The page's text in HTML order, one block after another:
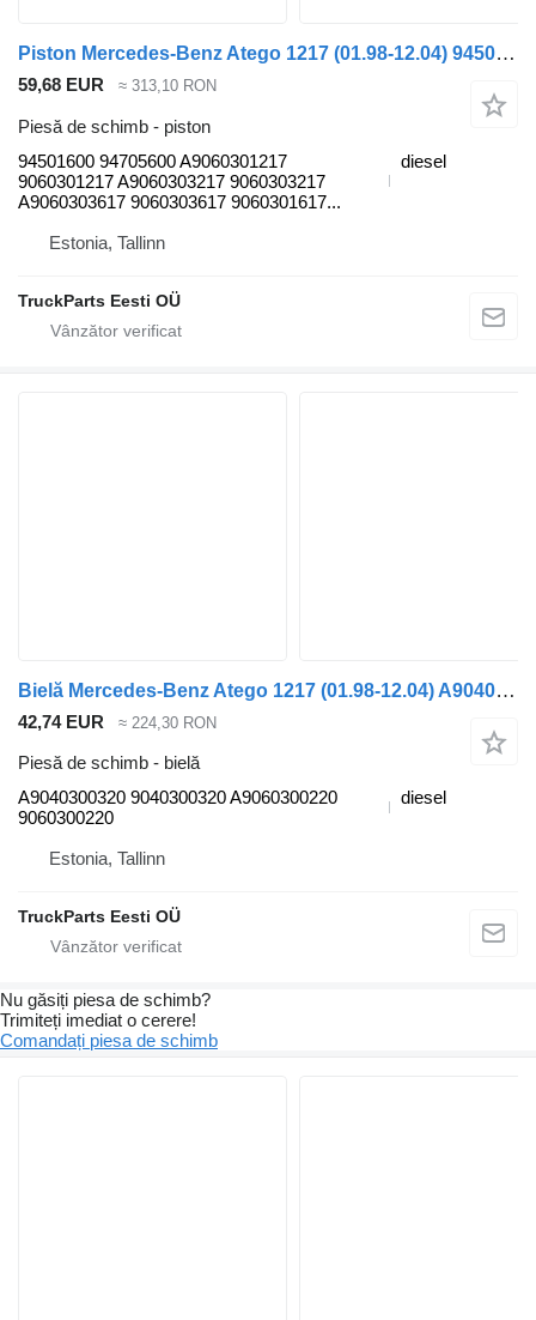
Piston Mercedes-Benz Atego 1217 (01.98-12.04) 94501600 pentru cap tractor Mercedes-Benz Atego, Atego 2, Atego 3 (1996-)
59,68 EUR ≈ 313,10 RON
Piesă de schimb - piston
94501600 94705600 A9060301217
9060301217 A9060303217 9060303217
A9060303617 9060303617 9060301617...
diesel
Estonia, Tallinn
TruckParts Eesti OÜ
Bielă Mercedes-Benz Atego 1217 (01.98-12.04) A9040300320 pentru cap tractor Mercedes-Benz Atego, Atego 2, Atego 3 (1996-)
42,74 EUR ≈ 224,30 RON
Piesă de schimb - bielă
A9040300320 9040300320 A9060300220
9060300220
diesel
Estonia, Tallinn
TruckParts Eesti OÜ
Nu găsiți piesa de schimb?
Trimiteți imediat o cerere!
Comandați piesa de schimb